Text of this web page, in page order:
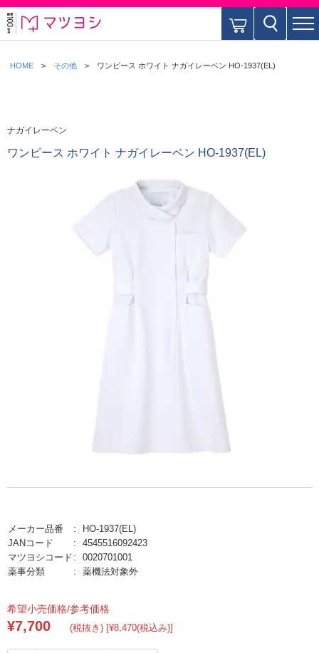
HOME その他 ワンピース ホワイト ナガイレーベン HO-1937(EL)
ナガイレーベン
ワンピース ホワイト ナガイレーベン HO-1937(EL)
メーカー品番
HO-1937(EL)
JANコード
4545516092423
マツヨシコード
0020701001
薬事分類
薬機法対象外
希望小売価格/参考価格
¥7,700 (税抜き) [¥8,470(税込み)]